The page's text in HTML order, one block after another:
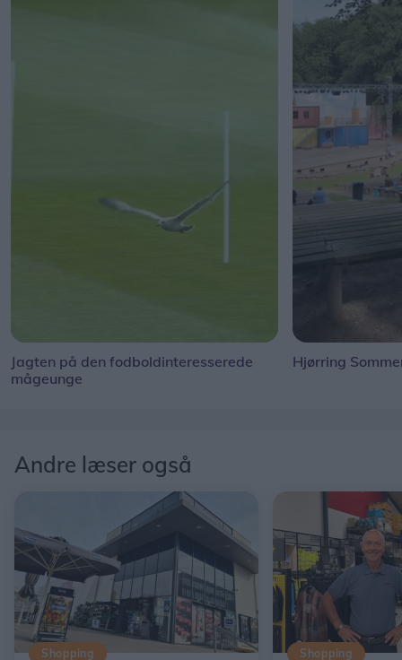
Jagten på den fodboldinteresserede
mågeunge
Hjørring
Andre læser også
Shopping Shopping